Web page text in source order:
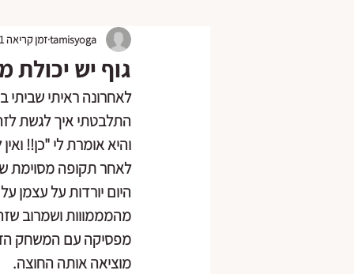
גוף יש
tamisyogaזמן קריאה 1 דקות
לאחרונה ראיתי שביתי בת ה15 נהיית כפופה
התלבטתי איך לגשת
והיא אומרת לי "כן!!
לאחר תקופה מסוימת
היום יורדות על
מהמממווות ושמרוב
מפסיקה עם המשחק
מוציאה אותה החוצה.